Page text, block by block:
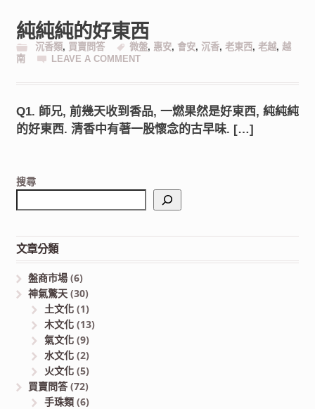
純純純的好東西
沉香類, 買賣問答 微盤, 惠安, 會安, 沉香, 老東西, 老越, 越
南
LEAVE A COMMENT
Q1. 師兄, 前幾天收到香品, 一燃果然是好東西, 純純純
的好東西. 清香中有著一股懷念的古早味. […]
搜尋
文章分類
盤商市場 (6)
神氣驚天 (30)
土文化(1)
木文化(13)
氣文化(9)
水文化(2)
火文化(5)
買賣問答(72)
手珠類(6)